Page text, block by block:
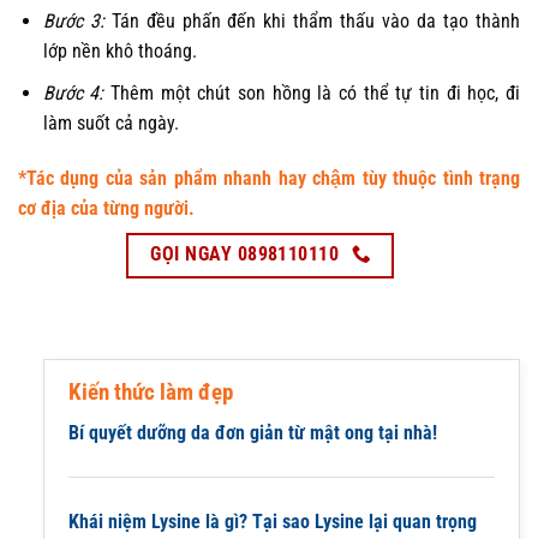
Bước 3:Tán đều phấn đến khi thẩm thấu vào da tạo thành
lớp nền khô thoáng.
Bước 4:Thêm một chút son hồng là có thể tự tin đi học, đi
làm suốt cả ngày.
*Tác dụng của sản phẩm nhanh hay chậm tùy thuộc tình trạng
cơ địa của từng người.
GỌI NGAY 0898110110
Kiến thức làm đẹp
Bí quyết dưỡng da đơn giản từ mật ong tại nhà!
Khái niệm Lysine là gì? Tại sao Lysine lại quan trọng